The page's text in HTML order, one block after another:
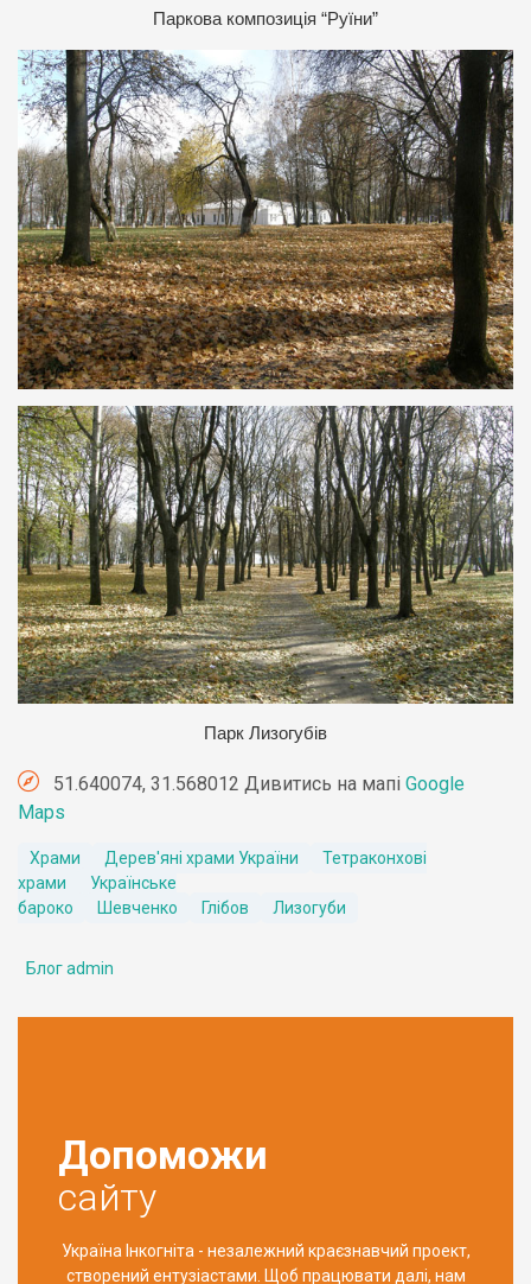
Паркова композиція “Руїни”
Парк Лизогубів
51.640074, 31.568012 Дивитись на мапі Google
Maps
Храми Дерев'яні храми України
Тетраконхові
храми
Українське
бароко
Шевченко Глібов Лизогуби
Блог admin
Допоможи
сайту
Україна Інкогніта - незалежний краєзнавчий проект,
створений ентузіастами. Щоб працювати далі, нам